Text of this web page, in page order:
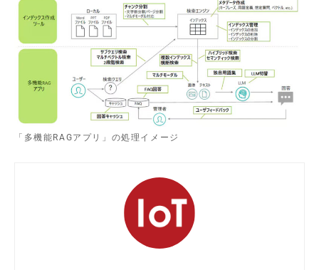
「多機能RAGアプリ」の処理イメージ